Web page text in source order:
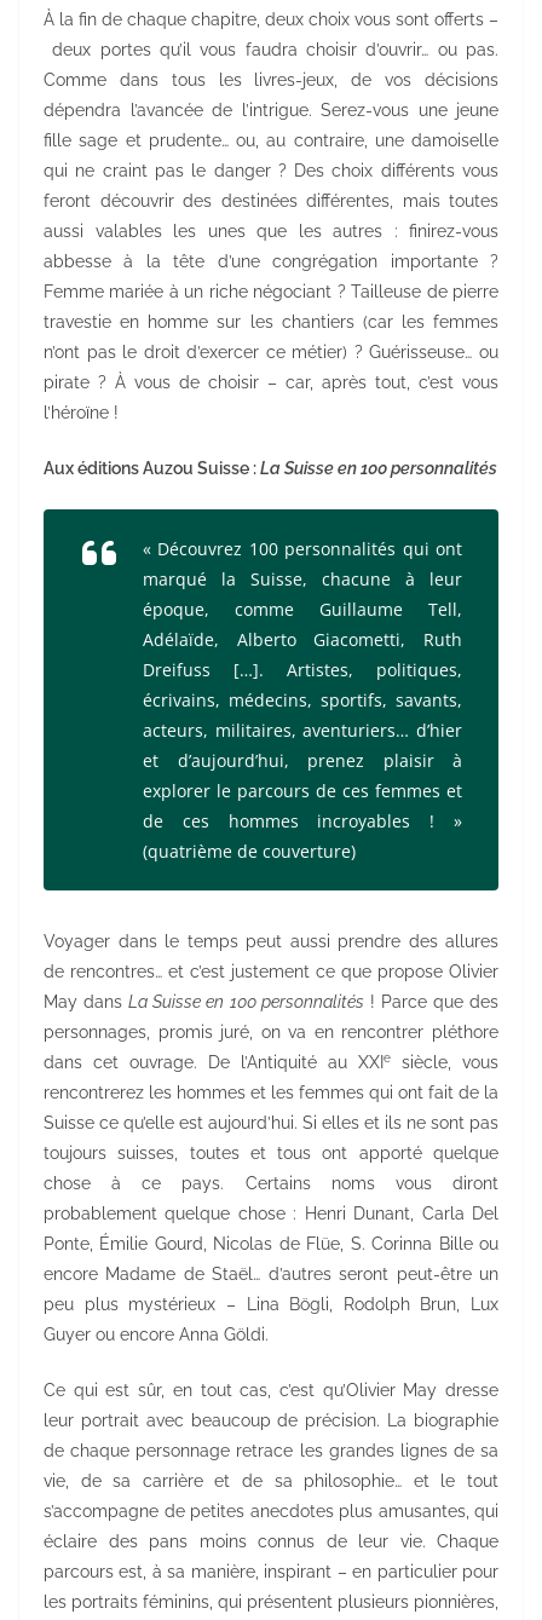
À la fin de chaque chapitre, deux choix vous sont offerts –
deux portes qu’il vous faudra choisir d’ouvrir… ou pas.
Comme dans tous les livres-jeux, de vos décisions
dépendra l’avancée de l’intrigue. Serez-vous une jeune
fille sage et prudente… ou, au contraire, une damoiselle
qui ne craint pas le danger ? Des choix différents vous
feront découvrir des destinées différentes, mais toutes
aussi valables les unes que les autres : finirez-vous
abbesse à la tête d’une congrégation importante ?
Femme mariée à un riche négociant ? Tailleuse de pierre
travestie en homme sur les chantiers (car les femmes
n’ont pas le droit d’exercer ce métier) ? Guérisseuse… ou
pirate ? À vous de choisir – car, après tout, c’est vous
l’héroïne !
Aux éditions Auzou Suisse :La Suisse en 100 personnalités
« Découvrez 100 personnalités qui ont
marqué la Suisse, chacune à leur
époque, comme Guillaume Tell,
Adélaïde, Alberto Giacometti, Ruth
Dreifuss […]. Artistes, politiques,
écrivains, médecins, sportifs, savants,
acteurs, militaires, aventuriers… d’hier
et d’aujourd’hui, prenez plaisir à
explorer le parcours de ces femmes et
de ces hommes incroyables ! »
(quatrième de couverture)
Voyager dans le temps peut aussi prendre des allures
de rencontres… et c’est justement ce que propose Olivier
May dansLa Suisse en 100 personnalités ! Parce que des
personnages, promis juré, on va en rencontrer pléthore
dans cet ouvrage. De l’Antiquité au XXI e
siècle, vous
rencontrerez les hommes et les femmes qui ont fait de la
Suisse ce qu’elle est aujourd’hui. Si elles et ils ne sont pas
toujours suisses, toutes et tous ont apporté quelque
chose à ce pays. Certains noms vous diront
probablement quelque chose : Henri Dunant, Carla Del
Ponte, Émilie Gourd, Nicolas de Flüe, S. Corinna Bille ou
encore Madame de Staël… d’autres seront peut-être un
peu plus mystérieux – Lina Bögli, Rodolph Brun, Lux
Guyer ou encore Anna Göldi.
Ce qui est sûr, en tout cas, c’est qu’Olivier May dresse
leur portrait avec beaucoup de précision. La biographie
de chaque personnage retrace les grandes lignes de sa
vie, de sa carrière et de sa philosophie… et le tout
s’accompagne de petites anecdotes plus amusantes, qui
éclaire des pans moins connus de leur vie. Chaque
parcours est, à sa manière, inspirant – en particulier pour
les portraits féminins, qui présentent plusieurs pionnières,